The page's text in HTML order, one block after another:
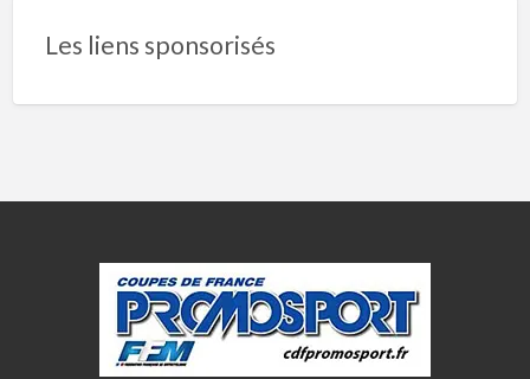
Les liens sponsorisés